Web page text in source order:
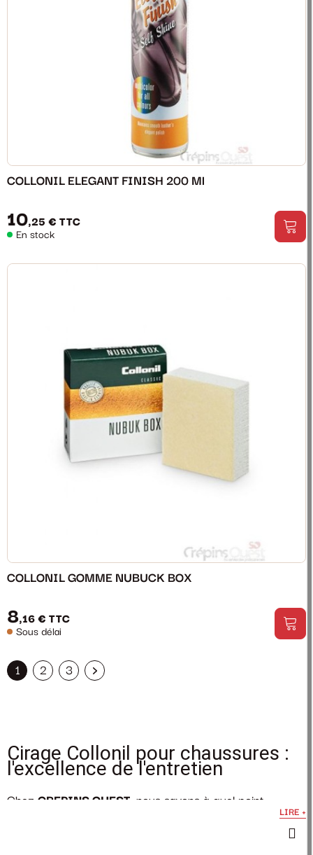
COLLONIL ELEGANT FINISH 200 Ml
10,25 € TTC
En stock
COLLONIL GOMME NUBUCK BOX
8,16 € TTC
Sous délai
1 2 3
Cirage Collonil pour chaussures :
l'excellence de l'entretien
Chez CREPINS OUEST , nous savons à quel point
LIRE +